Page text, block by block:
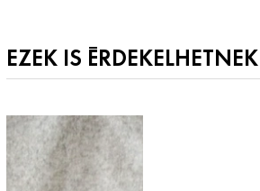
EZEK IS ÉRDEKELHETNEK